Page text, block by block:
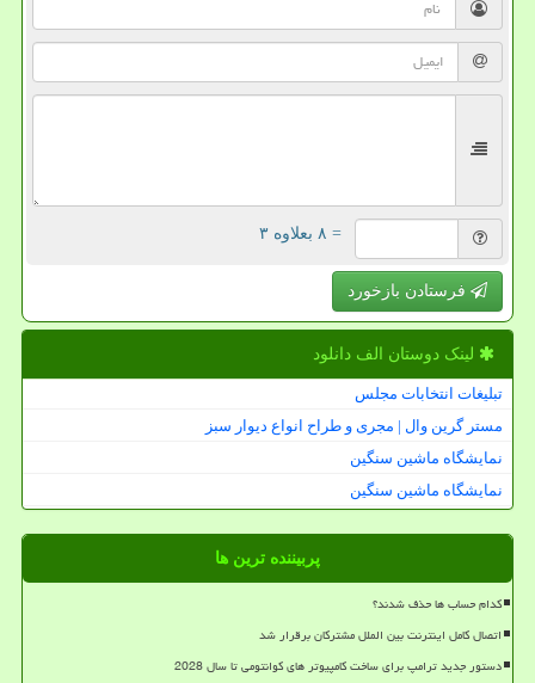
= ۸ بعلاوه ۳
فرستادن بازخورد
لینک دوستان الف دانلود
تبلیغات انتخابات مجلس
مستر گرین وال | مجری و طراح انواع دیوار سبز
نمایشگاه ماشین سنگین
نمایشگاه ماشین سنگین
پربیننده ترین ها
کدام حساب ها حذف شدند؟
اتصال کامل اینترنت بین الملل مشترکان برقرار شد
دستور جدید ترامپ برای ساخت کامپیوتر های کوانتومی تا سال 2028